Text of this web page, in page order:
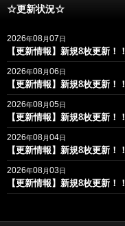
☆更新状況☆
2026年08月07日
【更新情報】新規8枚更新！！
2026年08月06日
【更新情報】新規8枚更新！！
2026年08月05日
【更新情報】新規8枚更新！！
2026年08月04日
【更新情報】新規8枚更新！！
2026年08月03日
【更新情報】新規8枚更新！！